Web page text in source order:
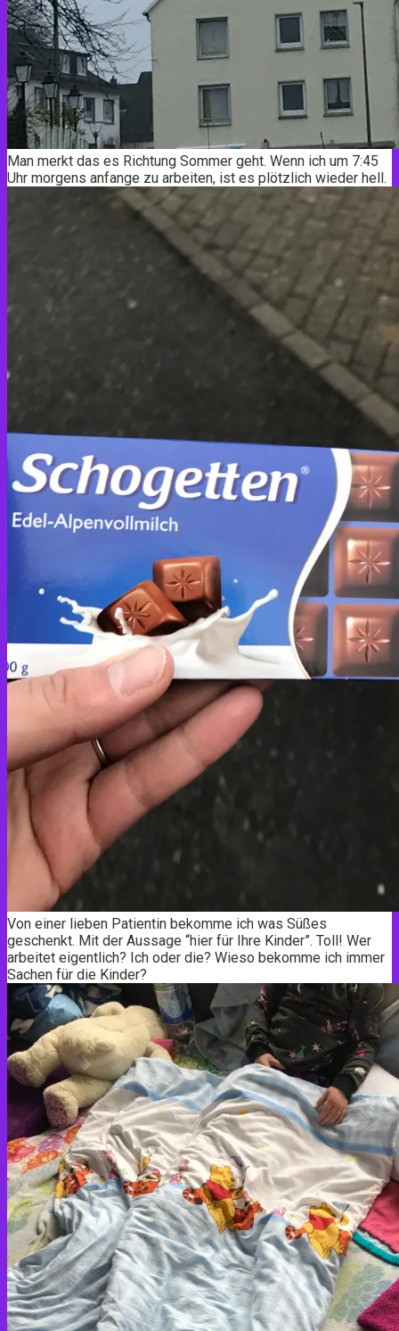
Man merkt das es Richtung Sommer geht. Wenn ich um 7:45
Uhr morgens anfange zu arbeiten, ist es plötzlich wieder hell.
Von einer lieben Patientin bekomme ich was Süßes
geschenkt. Mit der Aussage “hier für Ihre Kinder”. Toll! Wer
arbeitet eigentlich? Ich oder die? Wieso bekomme ich immer
Sachen für die Kinder?